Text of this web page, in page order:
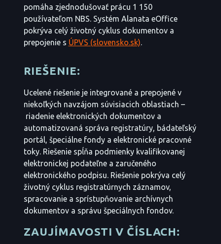
pomáha zjednodušovať prácu 1 150
používateľom NBS. Systém Alanata eOffice
pokrýva celý životný cyklus dokumentov a
prepojenie s ÚPVS (slovensko.sk).
RIEŠENIE:
Ucelené riešenie je integrované a prepojené v
niekoľkých navzájom súvisiacich oblastiach –
riadenie elektronických dokumentov a
automatizovaná správa registratúry, bádateľský
portál, špeciálne fondy a elektronické pracovné
toky. Riešenie spĺňa podmienky kvalifikovanej
elektronickej podateľne a zaručeného
elektronického podpisu. Riešenie pokrýva celý
životný cyklus registratúrnych záznamov,
spracovanie a sprístupňovanie archívnych
dokumentov a správu špeciálnych fondov.
ZAUJÍMAVOSTI V ČÍSLACH: